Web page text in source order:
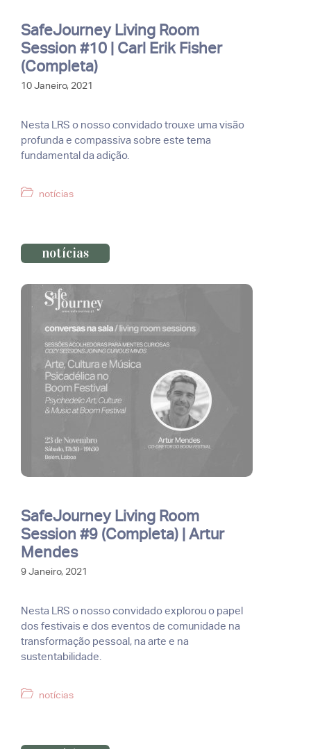
SafeJourney Living Room
Session #10 | Carl Erik Fisher
(Completa)
10 Janeiro, 2021
Nesta LRS o nosso convidado trouxe uma visão
profunda e compassiva sobre este tema
fundamental da adição.
Categorias
notícias
notícias
SafeJourney Living Room
Session #9 (Completa) | Artur
Mendes
9 Janeiro, 2021
Nesta LRS o nosso convidado explorou o papel
dos festivais e dos eventos de comunidade na
transformação pessoal, na arte e na
sustentabilidade.
Categorias
notícias